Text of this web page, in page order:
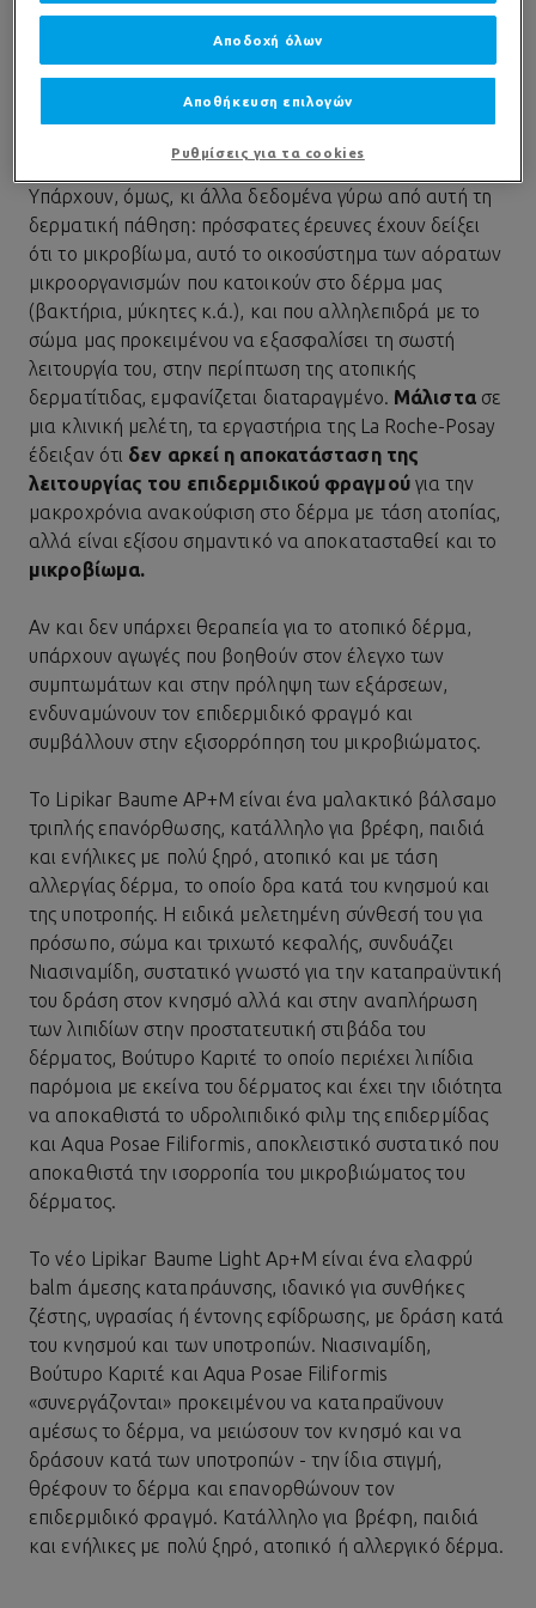
και να διεγείρουν το ανοσοποιητικό σύστημα, το οποίο
αντιδρά με τα γνωστά συμπτώματα της ατοπίας.
Ακόμα, τα άτομα με ατοπικό δέρμα εμφανίζουν
εξάρσεις που μπορεί να πυροδοτούνται από συνθήκες
Υπάρχουν, όμως, κι άλλα δεδομένα γύρω από αυτή τη
δερματική πάθηση: πρόσφατες έρευνες έχουν δείξει
ότι το μικροβίωμα, αυτό το οικοσύστημα των αόρατων
μικροοργανισμών που κατοικούν στο δέρμα μας
(βακτήρια, μύκητες κ.ά.), και που αλληλεπιδρά με το
σώμα μας προκειμένου να εξασφαλίσει τη σωστή
λειτουργία του, στην περίπτωση της ατοπικής
δερματίτιδας, εμφανίζεται διαταραγμένο. Μάλιστασε
μια κλινική μελέτη, τα εργαστήρια της La Roche-Posay
έδειξαν ότι δεν αρκεί η αποκατάσταση της
λειτουργίας του επιδερμιδικού φραγμού για την
μακροχρόνια ανακούφιση στο δέρμα με τάση ατοπίας,
αλλά είναι εξίσου σημαντικό να αποκατασταθεί και το
μικροβίωμα.
Αν και δεν υπάρχει θεραπεία για το ατοπικό δέρμα,
υπάρχουν αγωγές που βοηθούν στον έλεγχο των
συμπτωμάτων και στην πρόληψη των εξάρσεων,
ενδυναμώνουν τον επιδερμιδικό φραγμό και
συμβάλλουν στην εξισορρόπηση του μικροβιώματος.
Το Lipikar Baume AP+M είναι ένα μαλακτικό βάλσαμο
τριπλής επανόρθωσης, κατάλληλο για βρέφη, παιδιά
και ενήλικες με πολύ ξηρό, ατοπικό και με τάση
αλλεργίας δέρμα, το οποίο δρα κατά του κνησμού και
της υποτροπής. Η ειδικά μελετημένη σύνθεσή του για
πρόσωπο, σώμα και τριχωτό κεφαλής, συνδυάζει
Νιασιναμίδη, συστατικό γνωστό για την καταπραϋντική
του δράση στον κνησμό αλλά και στην αναπλήρωση
των λιπιδίων στην προστατευτική στιβάδα του
δέρματος, Βούτυρο Καριτέ το οποίο περιέχει λιπίδια
παρόμοια με εκείνα του δέρματος και έχει την ιδιότητα
να αποκαθιστά το υδρολιπιδικό φιλμ της επιδερμίδας
και Aqua Posae Filiformis, αποκλειστικό συστατικό που
αποκαθιστά την ισορροπία του μικροβιώματος του
δέρματος.
To νέο Lipikar Baume Light Ap+M είναι ένα ελαφρύ
balm άμεσης καταπράυνσης, ιδανικό για συνθήκες
ζέστης, υγρασίας ή έντονης εφίδρωσης, με δράση κατά
του κνησμού και των υποτροπών. Νιασιναμίδη,
Βούτυρο Καριτέ και Aqua Posae Filiformis
«συνεργάζονται» προκειμένου να καταπραΰνουν
αμέσως το δέρμα, να μειώσουν τον κνησμό και να
δράσουν κατά των υποτροπών - την ίδια στιγμή,
θρέφουν το δέρμα και επανορθώνουν τον
επιδερμιδικό φραγμό. Κατάλληλο για βρέφη, παιδιά
και ενήλικες με πολύ ξηρό, ατοπικό ή αλλεργικό δέρμα.
Αποδοχή όλων
Αποθήκευση επιλογών
Ρυθμίσεις για τα cookies